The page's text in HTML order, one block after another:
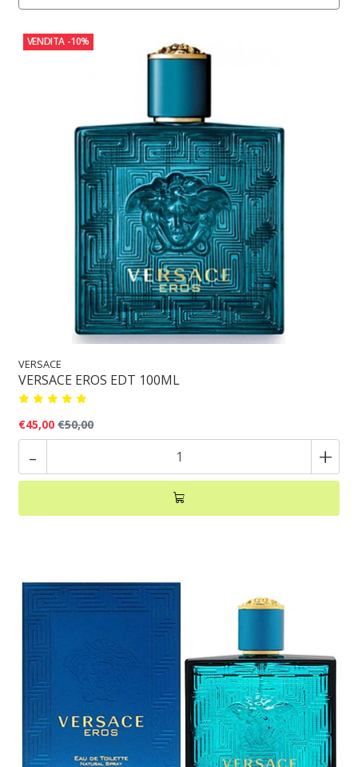
VENDITA -10%
VERSACE
VERSACE EROS EDT 100ML
€45,00 €50,00
- +